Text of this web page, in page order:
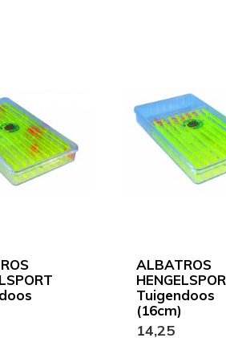
ALBATROS
Tuigendoos
(16cm)
14,25